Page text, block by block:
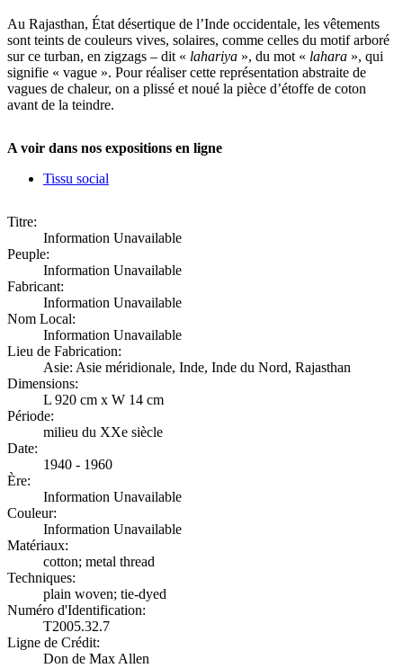
Au Rajasthan, État désertique de l’Inde occidentale, les vêtements
sont teints de couleurs vives, solaires, comme celles du motif arboré
sur ce turban, en zigzags – dit « lahariya », du mot « lahara », qui
signifie « vague ». Pour réaliser cette représentation abstraite de
vagues de chaleur, on a plissé et noué la pièce d’étoffe de coton
avant de la teindre.
A voir dans nos expositions en ligne
Tissu social
Titre:
Information Unavailable
Peuple:
Information Unavailable
Fabricant:
Information Unavailable
Nom Local:
Information Unavailable
Lieu de Fabrication:
Asie: Asie méridionale, Inde, Inde du Nord, Rajasthan
Dimensions:
L 920 cm x W 14 cm
Période:
milieu du XXe siècle
Date:
1940 - 1960
Ère:
Information Unavailable
Couleur:
Information Unavailable
Matériaux:
cotton; metal thread
Techniques:
plain woven; tie-dyed
Numéro d'Identification:
T2005.32.7
Ligne de Crédit:
Don de Max Allen